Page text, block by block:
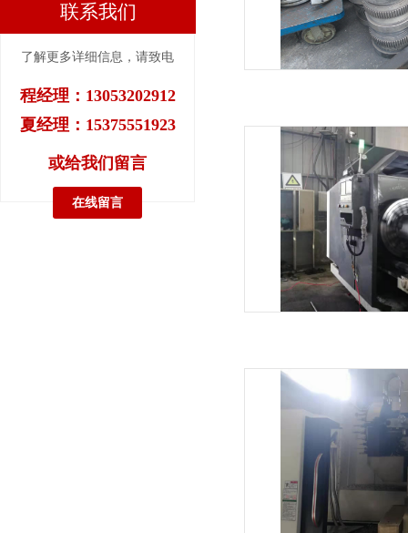
联系我们
了解更多详细信息，请致电
程经理：13053202912
夏经理：15375551923
或给我们留言
在线留言